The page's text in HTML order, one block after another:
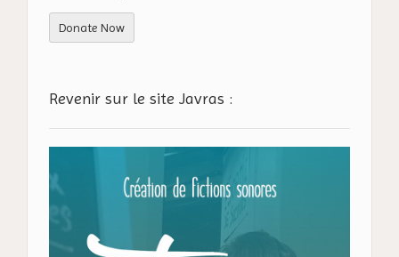
Donate Now
Revenir sur le site Javras :